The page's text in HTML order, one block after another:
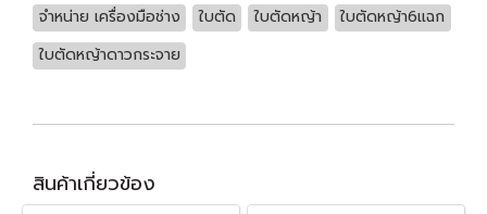
จำหน่าย เครื่องมือช่าง
ใบตัด ใบตัดหญ้า
ใบตัดหญ้า6แฉก
ใบตัดหญ้าดาวกระจาย
สินค้าเกี่ยวข้อง